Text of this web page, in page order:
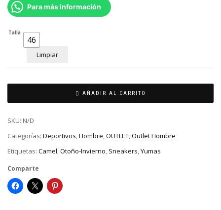
Para más información
Talla
46
Limpiar
AÑADIR AL CARRITO
SKU: N/D
Categorías: Deportivos,Hombre,OUTLET,Outlet Hombre
Etiquetas: Camel,Otoño-Invierno, Sneakers,Yumas
Comparte